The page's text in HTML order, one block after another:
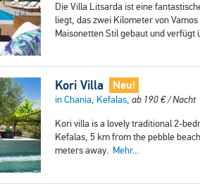
Die Villa Litsarda ist eine
liegt, das zwei Kilometer von
Maisonetten Stil gebaut und verfügt
Kori Villa Neu!
in Chania, Kefalas, ab 190€/ Nacht
Kori villa is a lovely traditional 2-
Kefalas, 5 km from the pebble
meters away. Mehr...